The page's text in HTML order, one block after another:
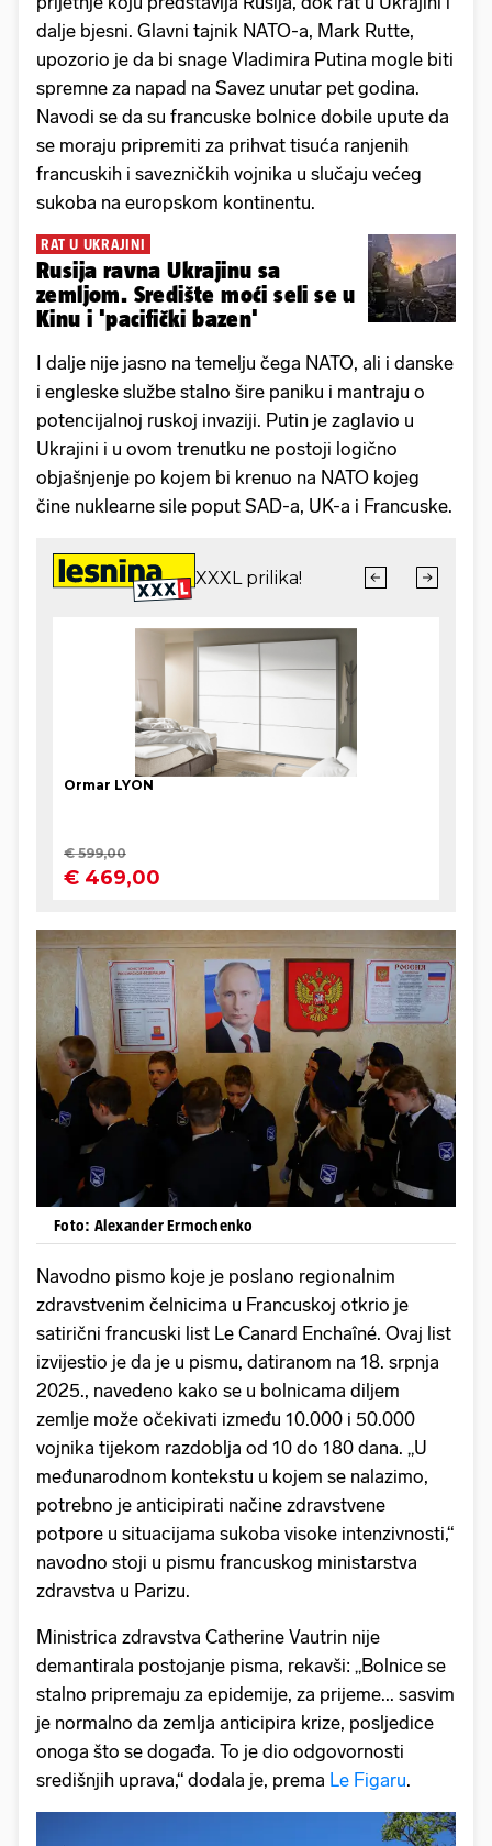
dalje bjesni. Glavni tajnik NATO-a, Mark Rutte,
upozorio je da bi snage Vladimira Putina mogle biti
spremne za napad na Savez unutar pet godina.
Navodi se da su francuske bolnice dobile upute da
se moraju pripremiti za prihvat tisuća ranjenih
francuskih i savezničkih vojnika u slučaju većeg
sukoba na europskom kontinentu.
RAT U UKRAJINI
Rusija ravna Ukrajinu sa
zemljom. Središte moći seli se u
Kinu i 'pacifički bazen'
I dalje nije jasno na temelju čega NATO, ali i danske
i engleske službe stalno šire paniku i mantraju o
potencijalnoj ruskoj invaziji. Putin je zaglavio u
Ukrajini i u ovom trenutku ne postoji logično
objašnjenje po kojem bi krenuo na NATO kojeg
čine nuklearne sile poput SAD-a, UK-a i Francuske.
Foto: Alexander Ermochenko
Navodno pismo koje je poslano regionalnim
zdravstvenim čelnicima u Francuskoj otkrio je
satirični francuski list Le Canard Enchaîné. Ovaj list
izvijestio je da je u pismu, datiranom na 18. srpnja
2025., navedeno kako se u bolnicama diljem
zemlje može očekivati između 10.000 i 50.000
vojnika tijekom razdoblja od 10 do 180 dana. „U
međunarodnom kontekstu u kojem se nalazimo,
potrebno je anticipirati načine zdravstvene
potpore u situacijama sukoba visoke intenzivnosti,“
navodno stoji u pismu francuskog ministarstva
zdravstva u Parizu.
Ministrica zdravstva Catherine Vautrin nije
demantirala postojanje pisma, rekavši: „Bolnice se
stalno pripremaju za epidemije, za prijeme... sasvim
je normalno da zemlja anticipira krize, posljedice
onoga što se događa. To je dio odgovornosti
središnjih uprava,“ dodala je, prema Le Figaru.